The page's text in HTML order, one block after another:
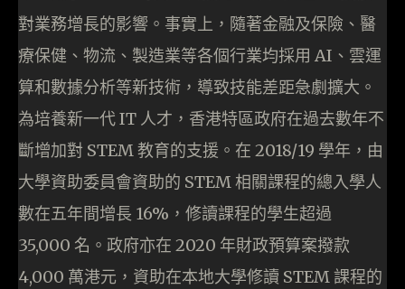
對業務增長的影響。事實上，隨著金融及保險、醫
療保健、物流、製造業等各個行業均採用 AI、雲運
算和數據分析等新技術，導致技能差距急劇擴大。
為培養新一代 IT 人才，香港特區政府在過去數年不
斷增加對 STEM 教育的支援。在 2018/19 學年，由
大學資助委員會資助的 STEM 相關課程的總入學人
數在五年間增長 16%，修讀課程的學生超過
35,000 名。政府亦在 2020 年財政預算案撥款
4,000 萬港元，資助在本地大學修讀 STEM 課程的